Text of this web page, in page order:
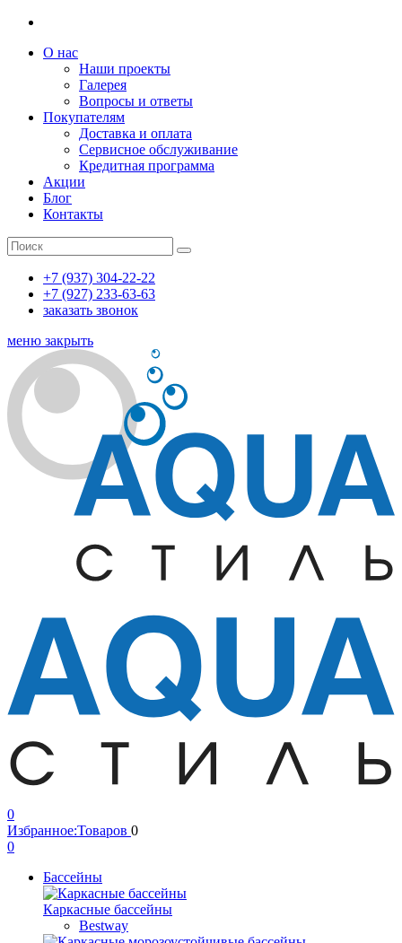
О нас
Наши проекты
Галерея
Вопросы и ответы
Покупателям
Доставка и оплата
Сервисное обслуживание
Кредитная программа
Акции
Блог
Контакты
+7 (937) 304-22-22
+7 (927) 233-63-63
заказать звонок
меню закрыть
0
Избранное:Товаров 0
0
Бассейны
Каркасные бассейны
Bestway